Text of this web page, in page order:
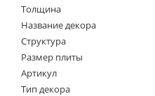
Толщина
Название декора
Структура
Размер плиты
Артикул
Тип декора